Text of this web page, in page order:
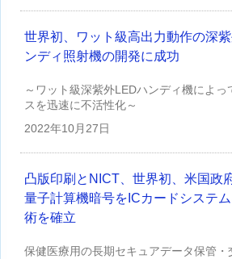
世界初、ワット級高出力動作の深
ンディ照射機の開発に成功
～ワット級深紫外LEDハンディ機によっ
スを迅速に不活性化～
2022年10月27日
凸版印刷とNICT、世界初、米国政
量子計算機暗号をICカードシステ
術を確立
保健医療用の長期セキュアデータ保管